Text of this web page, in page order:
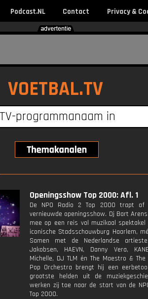
Podcast.NL Contact Privacy &
VOETBAL.TV
Openingsshow Top 2000: Afl. 1
De NPO Radio 2 Top 2000 trapt af
vernieuwde openingsshow. Dj Bart
mee op een reis vol muzikaal
iconische Stadsschouwburg Haarlem,
Samen met de Nederlandse
Jakobsen, HAEVN, Danny Vera,
Michelle, DJ TLM én The Maestro & The
Pop Orchestra brengt hij een
grootste helden uit de
werken zij toe naar de start van de
Top 2000.